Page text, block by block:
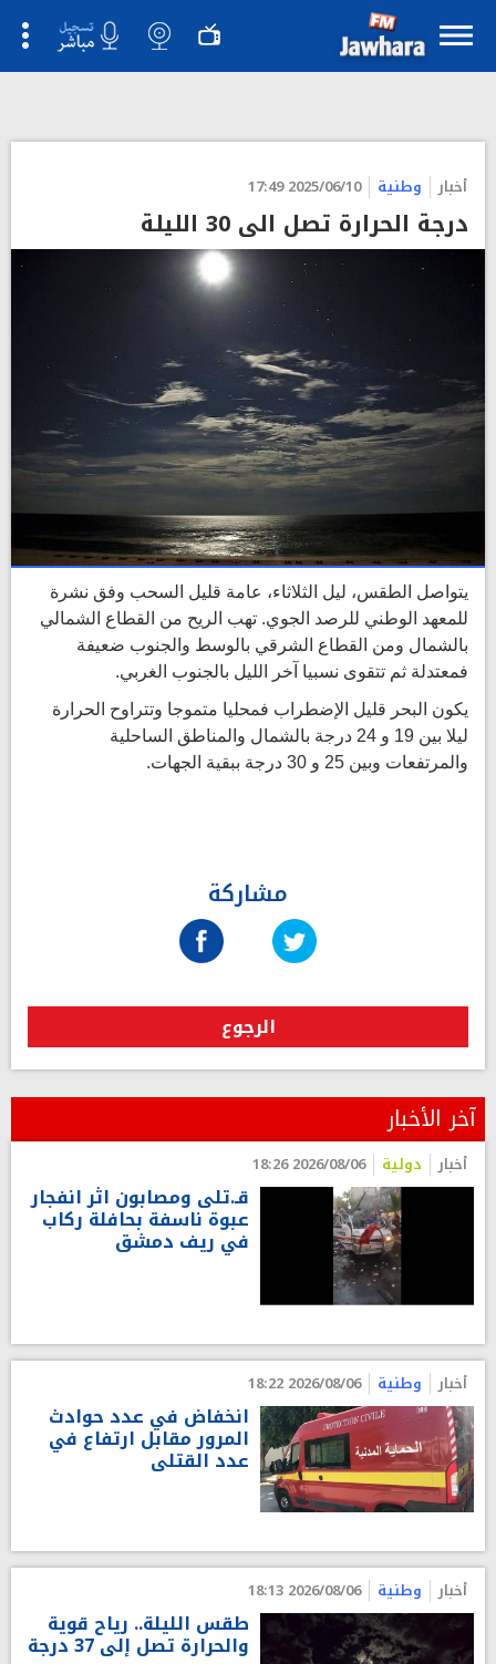
أخبار وطنية 2025/06/10 17:49
درجة الحرارة تصل الى 30 الليلة
يتواصل الطقس، ليل الثلاثاء، عامة قليل السحب وفق نشرة
للمعهد الوطني للرصد الجوي. تهب الريح من القطاع الشمالي
بالشمال ومن القطاع الشرقي بالوسط والجنوب ضعيفة
فمعتدلة ثم تتقوى نسبيا آخر الليل بالجنوب الغربي.
يكون البحر قليل الإضطراب فمحليا متموجا وتتراوح الحرارة
ليلا بين 19 و 24 درجة بالشمال والمناطق الساحلية
والمرتفعات وبين 25 و 30 درجة ببقية الجهات.
مشاركة
الرجوع
آخر الأخبار
أخبار دولية 2026/08/06 18:26
قـ.تلى ومصابون اثر انفجار
عبوة ناسفة بحافلة ركاب
في ريف دمشق
أخبار وطنية 2026/08/06 18:22
انخفاض في عدد حوادث
المرور مقابل ارتفاع في
عدد القتلى
أخبار وطنية 2026/08/06 18:13
طقس الليلة.. رياح قوية
والحرارة تصل إلى 37 درجة